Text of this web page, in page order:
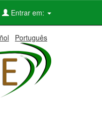
Entrar em:
Português